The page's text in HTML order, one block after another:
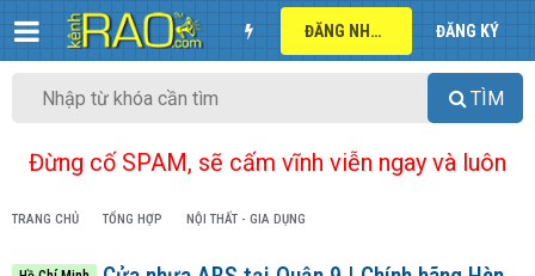
ĐĂNG NHẬP ĐĂNG KÝ
TÌM
Đừng cố SPAM, sẽ cấm vĩnh viễn ngay và luôn
TRANG CHỦ TỔNG HỢP NỘI THẤT - GIA DỤNG